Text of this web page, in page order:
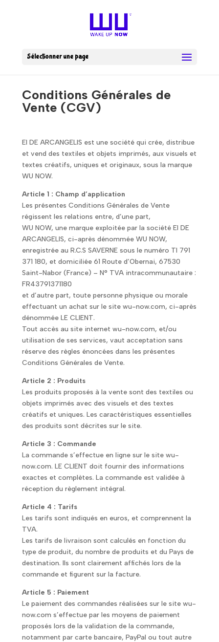
Sélectionner une page
Conditions Générales de
Vente (CGV)
EI DE ARCANGELIS est une société qui crée, distribue
et vend des textiles et objets imprimés, aux visuels et
textes créatifs, uniques et originaux, sous la marque
WU NOW.
Article 1 : Champ d’application
Les présentes Conditions Générales de Vente
régissent les relations entre, d’une part,
WU NOW, une marque exploitée par la société EI DE
ARCANGELIS, ci-après dénommée WU NOW,
enregistrée au R.C.S SAVERNE sous le numéro TI 791
371 180, et domiciliée 61 Route d’Obernai, 67530
Saint-Nabor (France) – N° TVA intracommunautaire :
FR43791371180
et d’autre part, toute personne physique ou morale
effectuant un achat sur le site wu-now.com, ci-après
dénommée LE CLIENT.
Tout accès au site internet wu-now.com, et/ou
utilisation de ses services, vaut acceptation sans
réserve des règles énoncées dans les présentes
Conditions Générales de Vente.
Article 2 : Produits
Les produits proposés à la vente sont des textiles ou
objets imprimés avec des visuels et des textes
créatifs et uniques. Les caractéristiques essentielles
des produits sont décrites sur le site.
Article 3 : Commande
La commande s’effectue en ligne sur le site wu-
now.com. LE CLIENT doit fournir des informations
exactes et complètes. La commande est validée à
réception du règlement intégral.
Article 4 : Tarifs
Les tarifs sont indiqués en euros, et comprennent la
TVA.
Les tarifs de livraison sont calculés en fonction du
type de produit, du nombre de produits et du Pays de
destination. Ils sont clairement affichés lors de la
commande et figurent sur la facture.
Article 5 : Paiement
Le paiement des commandes réalisées sur le site wu-
now.com s’effectue par les moyens de paiement
proposés lors de la validation de la commande,
notamment par carte bancaire, PayPal ou tout autre